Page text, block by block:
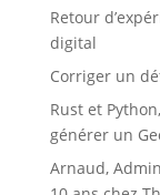
Retour
digital
Corriger un
Rust et
générer un
Arnaud,